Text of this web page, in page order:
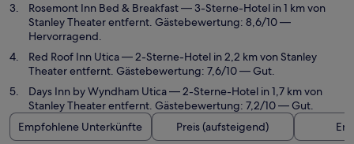
Rosemont Inn Bed & Breakfast— 3-Sterne-Hotel in 1 km von
Stanley Theater entfernt. Gästebewertung: 8,6/10 —
Hervorragend.
Red Roof Inn Utica— 2-Sterne-Hotel in 2,2 km von Stanley
Theater entfernt. Gästebewertung: 7,6/10 — Gut.
Days Inn by Wyndham Utica— 2-Sterne-Hotel in 1,7 km von
Stanley Theater entfernt. Gästebewertung: 7,2/10 — Gut.
Empfohlene Unterkünfte
Preis (aufsteigend)